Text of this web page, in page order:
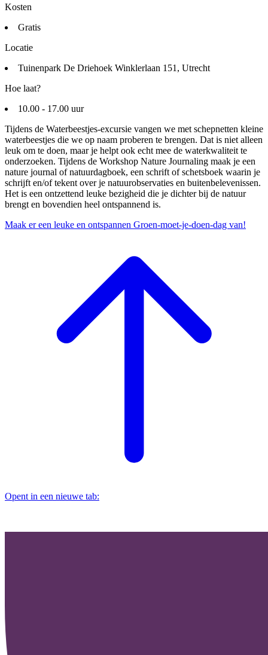
Kosten
Gratis
Locatie
Tuinenpark De Driehoek Winklerlaan 151, Utrecht
Hoe laat?
10.00 - 17.00 uur
Tijdens de Waterbeestjes-excursie vangen we met schepnetten kleine
waterbeestjes die we op naam proberen te brengen. Dat is niet alleen
leuk om te doen, maar je helpt ook echt mee de waterkwaliteit te
onderzoeken. Tijdens de Workshop Nature Journaling maak je een
nature journal of natuurdagboek, een schrift of schetsboek waarin je
schrijft en/of tekent over je natuurobservaties en buitenbelevenissen.
Het is een ontzettend leuke bezigheid die je dichter bij de natuur
brengt en bovendien heel ontspannend is.
Maak er een leuke en ontspannen Groen-moet-je-doen-dag van!
Opent in een nieuwe tab: